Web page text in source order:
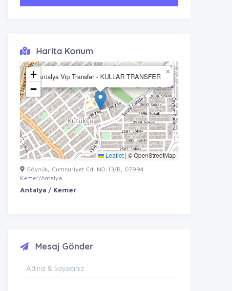
Harita Konum
Antalya Vip Transfer - KULLAR TRANSFER
×
+
−
Leaflet | © OpenStreetMap
Göynük, Cumhuriyet Cd. NO:13/B, 07994
Kemer/Antalya
Antalya / Kemer
Mesaj Gönder